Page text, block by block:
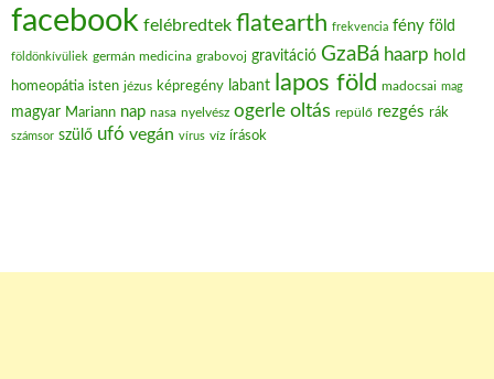
facebook felébredtek flatearth frekvencia fény föld
földönkívüliek germán medicina grabovoj gravitáció GzaBá haarp hold
homeopátia isten jézus képregény labant lapos föld madocsai mag
magyar Mariann nap nasa nyelvész ogerle oltás repülő rezgés rák
számsor szülő ufó vegán vírus víz írások